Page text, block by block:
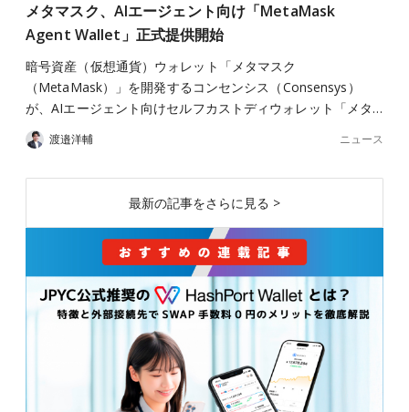
メタマスク、AIエージェント向け「MetaMask
Agent Wallet」正式提供開始
暗号資産（仮想通貨）ウォレット「メタマスク
（MetaMask）」を開発するコンセンシス（Consensys）
が、AIエージェント向けセルフカストディウォレット「メタ…
渡邉洋輔 ニュース
最新の記事をさらに見る >